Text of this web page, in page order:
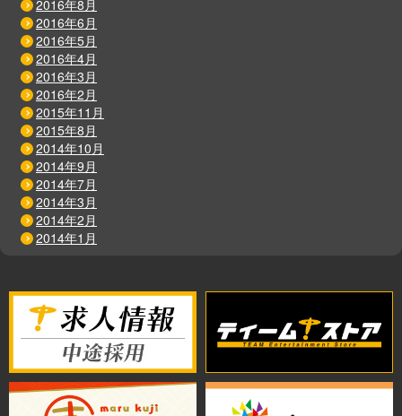
2016年8月
2016年6月
2016年5月
2016年4月
2016年3月
2016年2月
2015年11月
2015年8月
2014年10月
2014年9月
2014年7月
2014年3月
2014年2月
2014年1月